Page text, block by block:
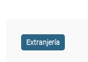
Extranjería